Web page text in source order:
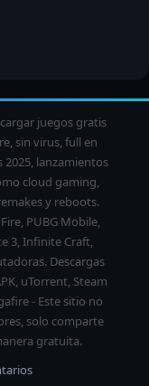
juegos gratis
sin virus, full en
2025, lanzamientos
cloud gaming,
y reboots.
PUBG Mobile,
3, Infinite Craft,
Descargas
uTorrent, Steam
- Este sitio no
solo comparte
gratuita.